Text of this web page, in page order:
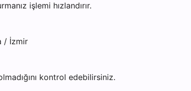
işlemi hızlandırır.
/ İzmir
kontrol edebilirsiniz.